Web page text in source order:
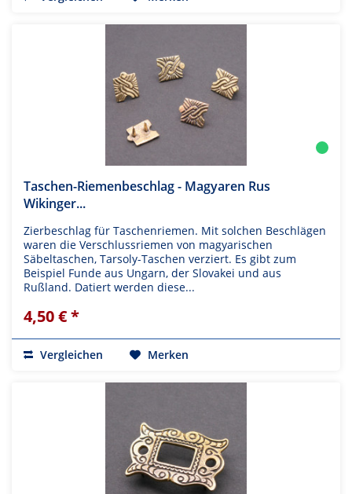
Taschen-Riemenbeschlag - Magyaren Rus
Wikinger...
Zierbeschlag für Taschenriemen. Mit solchen Beschlägen
waren die Verschlussriemen von magyarischen
Säbeltaschen, Tarsoly-Taschen verziert. Es gibt zum
Beispiel Funde aus Ungarn, der Slovakei und aus
Rußland. Datiert werden diese...
4,50 € *
Vergleichen Merken